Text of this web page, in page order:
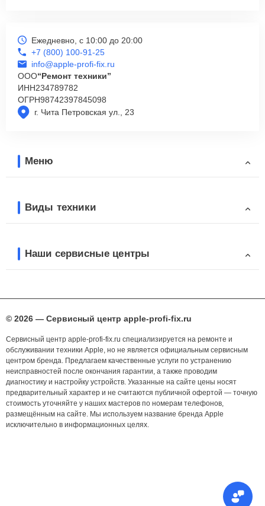
г. Чита Петровская ул., 23
Ежедневно, с 10:00 до 20:00
+7 (800) 100-91-25
info@apple-profi-fix.ru
ООО“Ремонт техники”
ИНН234789782
ОГРН98742397845098
Меню
Виды техники
Наши сервисные центры
© 2026 — Сервисный центр apple-profi-fix.ru
Сервисный центр apple-profi-fix.ru специализируется на ремонте и
обслуживании техники Apple, но не является официальным сервисным
центром бренда. Предлагаем качественные услуги по устранению
неисправностей после окончания гарантии, а также проводим
диагностику и настройку устройств. Указанные на сайте цены носят
предварительный характер и не считаются публичной офертой — точную
стоимость уточняйте у наших мастеров по номерам телефонов,
размещённым на сайте. Мы используем название бренда Apple
исключительно в информационных целях.